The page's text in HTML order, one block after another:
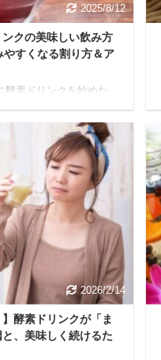
2025/8/12
ンクの美味しい飲み方
すくなる割り方＆ア
酵素ドリンクを始めた
局続けられなかっ
じていませんか？ 酵素
続に意味があるからこ
める方法を見つけるの
事では、酵素ドリンク
しい！これなら続けら
な、とっておきの飲み
します。 初心者の方で
ジレシピはもちろん、
プさせるコツや目的別
い情報 ...
2026/2/14
】酵素ドリンクが「ま
、美味しく続けるた